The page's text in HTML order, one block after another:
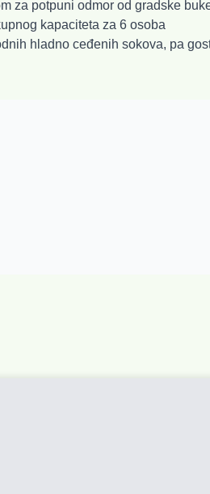
za potpuni odmor od gradske
kapaciteta za 6 osoba
hladno ceđenih sokova, pa